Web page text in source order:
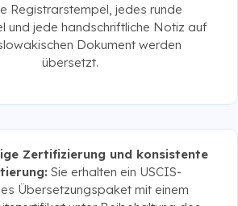
Registrarstempel, jedes runde
und jede handschriftliche Notiz auf
Dokument werden
übersetzt.
Zertifizierung und konsistente
Sie erhalten ein USCIS-
Übersetzungspaket mit einem